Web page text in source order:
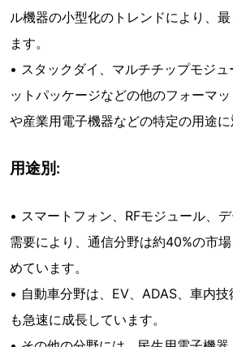
ル機器の小型化のトレンドにより、
ます。
• スタックダイ、マルチチップモジ
ットパッケージなどの他のフォーマ
や産業用電子機器などの特定の用途に
用途別:
• スマートフォン、RFモジュール、
需要により、通信分野は約40%の市
めています。
• 自動車分野は、EV、ADAS、車内
も急速に成長しています。